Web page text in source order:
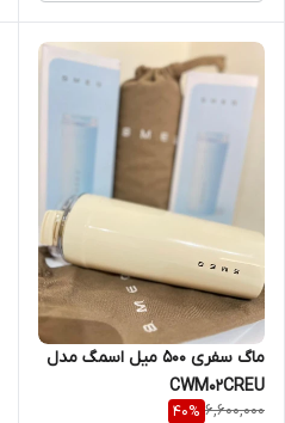
ماگ سفری 500 میل اسمگ مدل
CWM02CREU
6,600,000
40%